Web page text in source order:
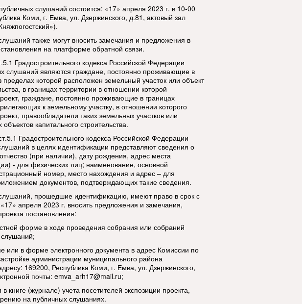
слушаний состоится: «17» апреля 2023 г. в 10-00
Коми, г. Емва, ул. Дзержинского, д.81, актовый зал
также могут вносить замечания и предложения в
на платформе обратной связи.
Градостроительного кодекса Российской Федерации
слушаний являются граждане, постоянно проживающие в
пределах которой расположен земельный участок или объект
в границах территории в отношении которой
граждане, постоянно проживающие в границах
к земельному участку, в отношении которого
правообладатели таких земельных участков или
капитального строительства.
Градостроительного кодекса Российской Федерации
в целях идентификации представляют сведения о
(при наличии), дату рождения, адрес места
- для физических лиц; наименование, основной
номер, место нахождения и адрес – для
документов, подтверждающих такие сведения.
прошедшие идентификацию, имеют право в срок с
апреля 2023 г. вносить предложения и замечания,
постановления:
форме в ходе проведения собрания или собраний
слушаний;
или в форме электронного документа в адрес Комиссии по
администрации муниципального района
169200, Республика Коми, г. Емва, ул. Дзержинского,
почты: emva_arh17@mail.ru;
книге (журнале) учета посетителей экспозиции проекта,
на публичных слушаниях.